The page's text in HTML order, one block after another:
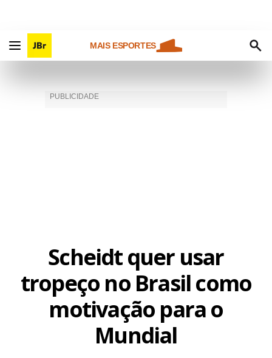
MAIS ESPORTES
Scheidt quer usar
tropeço no Brasil como
motivação para o
Mundial